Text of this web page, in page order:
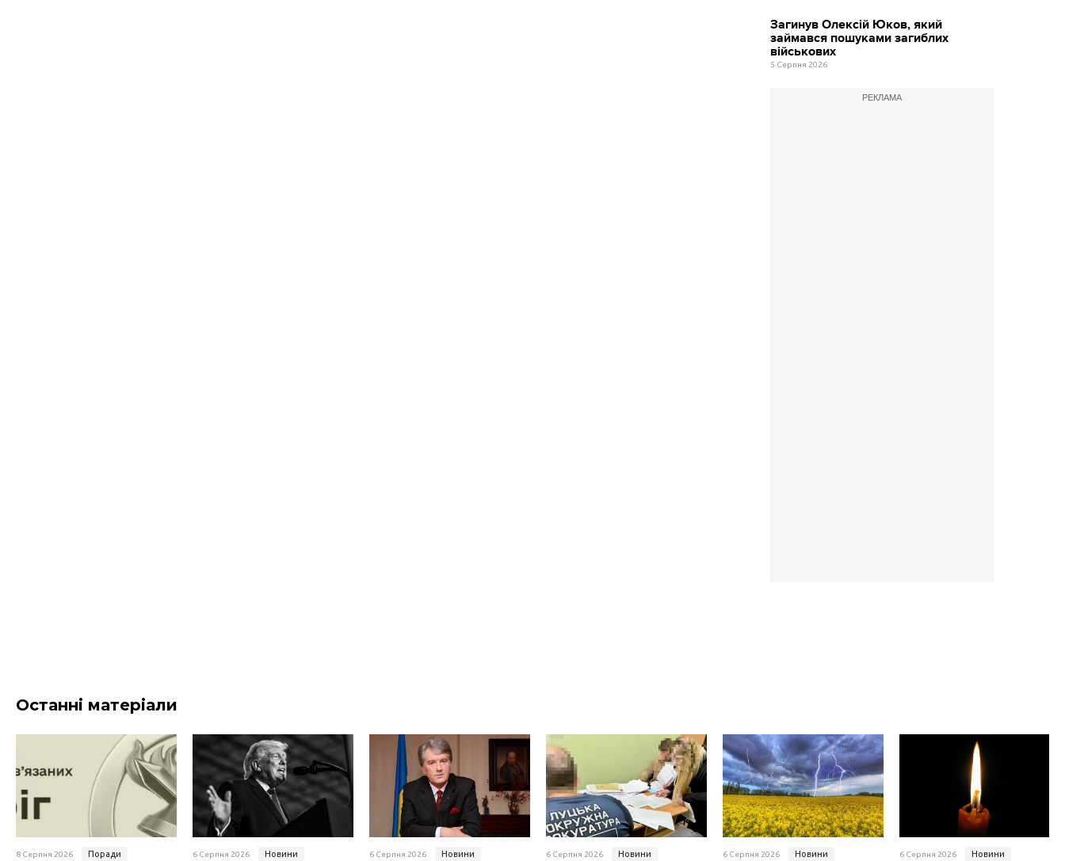
Загинув Олексій Юков, який
займався пошуками загиблих
військових
5 Серпня 2026
РЕКЛАМА
Останні матеріали
8 Серпня 2026 Поради 6 Серпня 2026 Новини 6 Серпня 2026 Новини 6 Серпня 2026 Новини 6 Серпня 2026 Новини 6 Серпня 2026 Новини